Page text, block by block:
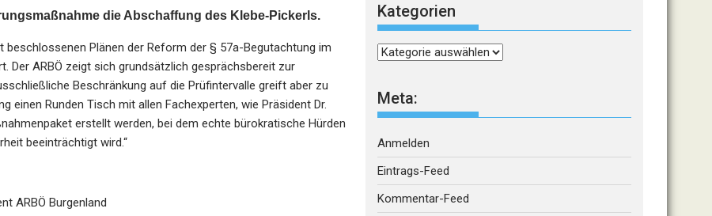
die Abschaffung des Klebe-Pickerls.
Plänen der Reform der § 57a-Begutachtung im
Der ARBÖ zeigt sich grundsätzlich gesprächsbereit zur
Beschränkung auf die Prüfintervalle greift aber zu
einen Runden Tisch mit allen Fachexperten, wie Präsident Dr.
erstellt werden, bei dem echte bürokratische Hürden
beeinträchtigt wird.“
ARBÖ Burgenland
Kategorien
Kategorien
Meta:
Anmelden
Eintrags-Feed
Kommentar-Feed